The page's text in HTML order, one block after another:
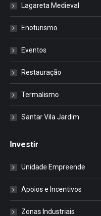
Lagareta Medieval
Enoturismo
Eventos
Restauração
Termalismo
Santar Vila Jardim
Investir
Unidade Empreende
Apoios e Incentivos
Zonas Industriais